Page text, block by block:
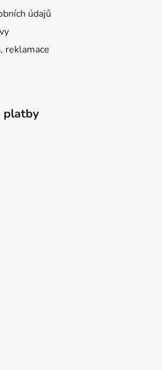
údajů
reklamace
platby